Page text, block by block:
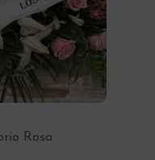
Rosa